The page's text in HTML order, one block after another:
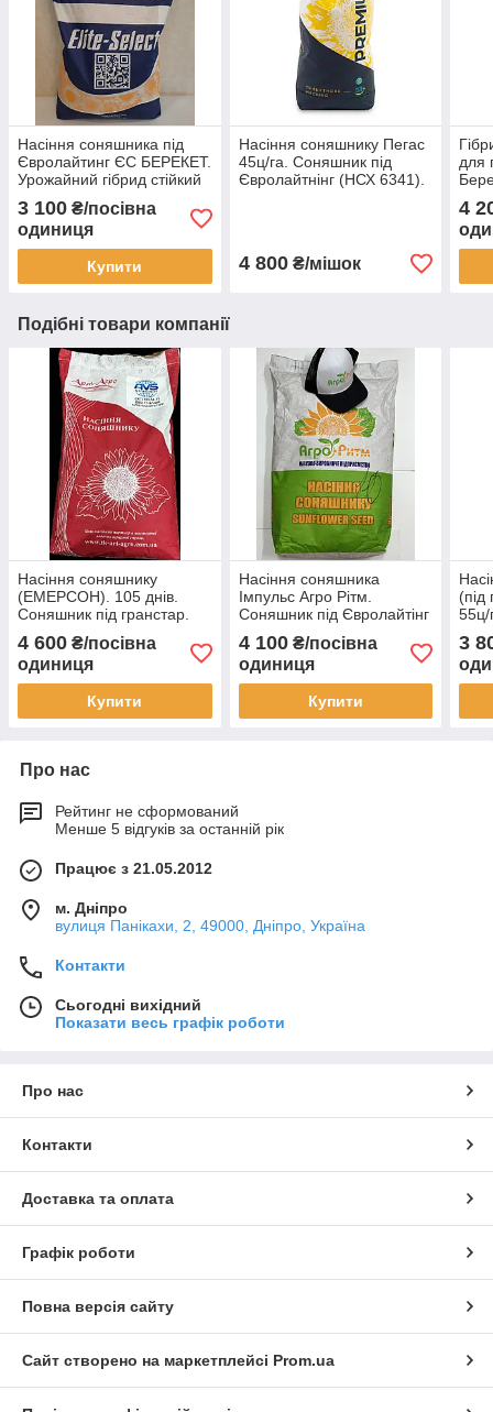
Насіння соняшника під
Євролайтинг ЄС БЕРЕКЕТ.
Урожайний гібрид стійкий
до засуха ЄС БЕРЕКЕТ.
Стандарт
3 100 ₴/посівна
одиниця
Купити
Насіння соняшнику Пегас
45ц/га. Соняшник під
Євролайтнінг (НСХ 6341).
4 800₴/мішок
для
4
Подібні товари компанії
Насіння соняшнику
(ЕМЕРСОН). 105 днів.
Соняшник під гранстар.
4 600 ₴/посівна
одиниця
Купити
Насіння соняшника
Імпульс Агро Рітм.
Соняшник під Євролайтінг
Імпульс Екстра
4 100₴/посівна
одиниця
Купити
(під
55ц/
3
Про нас
Рейтинг не сформований
Менше 5 відгуків за останній рік
Працює з 21.05.2012
м. Дніпро
вулиця Панікахи, 2, 49000, Дніпро, Україна
Контакти
Сьогодні вихідний
Показати весь графік роботи
Про нас
Контакти
Доставка та оплата
Графік роботи
Повна версія сайту
Сайт створено на маркетплейсі Prom.ua